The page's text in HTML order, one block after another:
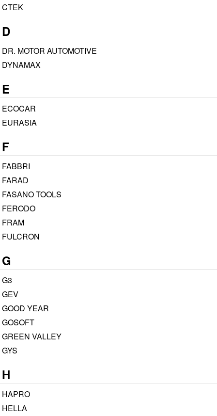
CTEK
D
DR. MOTOR AUTOMOTIVE
DYNAMAX
E
ECOCAR
EURASIA
F
FABBRI
FARAD
FASANO TOOLS
FERODO
FRAM
FULCRON
G
G3
GEV
GOOD YEAR
GOSOFT
GREEN VALLEY
GYS
H
HAPRO
HELLA